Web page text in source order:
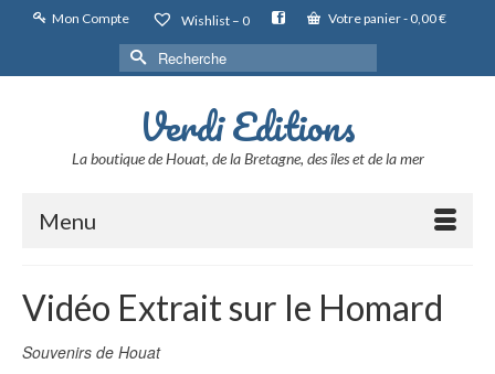
Mon Compte Wishlist – 0 Votre panier- 0,00€
Rechercher :
Verdi Editions
La boutique de Houat, de la Bretagne, des îles et de la mer
Menu
Vidéo Extrait sur le Homard
Souvenirs de Houat